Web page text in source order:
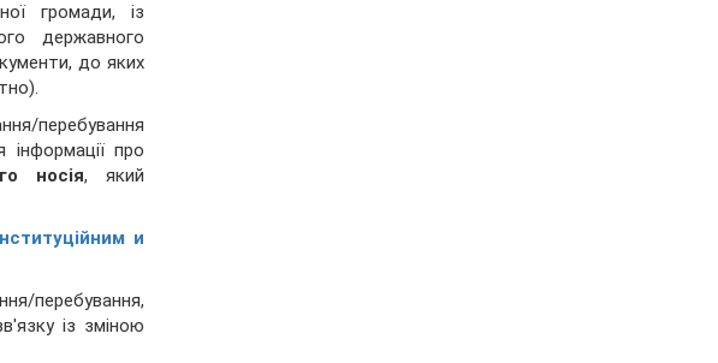
громади, із
державного
до яких
перебування
про
носія, який
и
перебування,
із зміною